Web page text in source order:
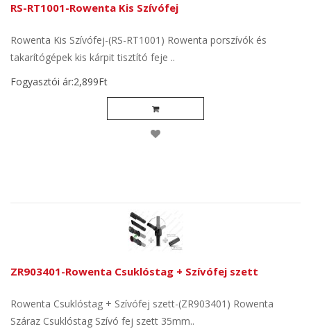
RS-RT1001-Rowenta Kis Szívófej
Rowenta Kis Szívófej-(RS-RT1001) Rowenta porszívók és
takarítógépek kis kárpit tisztító feje ..
Fogyasztói ár:2,899Ft
ZR903401-Rowenta Csuklóstag + Szívófej szett
Rowenta Csuklóstag + Szívófej szett-(ZR903401) Rowenta
Száraz Csuklóstag Szívó fej szett 35mm..